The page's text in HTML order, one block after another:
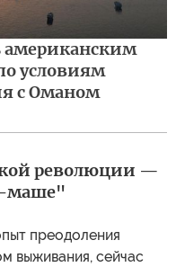
американским
условиям
с Оманом
революции —
маше"
преодоления
выживания, сейчас